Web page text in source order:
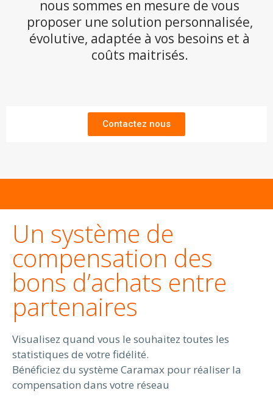
nous sommes en mesure de vous
proposer une solution personnalisée,
évolutive, adaptée à vos besoins et à
coûts maitrisés.
Contactez nous
Un système de
compensation des
bons d’achats entre
partenaires
Visualisez quand vous le souhaitez toutes les
statistiques de votre fidélité.
Bénéficiez du système Caramax pour réaliser la
compensation dans votre réseau